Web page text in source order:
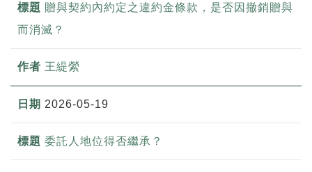
贈與契約內約定之違約金條款，是否因撤銷贈與
而消滅？
王緹縈
2026-05-19
委託人地位得否繼承？